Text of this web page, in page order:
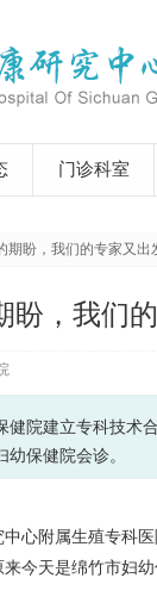
门诊科室
期盼，我们的专家又出
盼，我们
健院建立专科技术
保健院会诊。
心附属生殖专科
今天是绵竹市妇